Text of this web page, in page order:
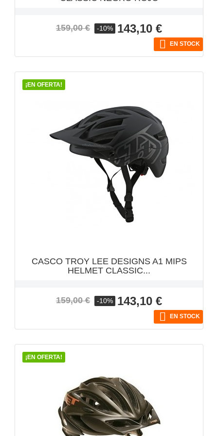
Precio
159,00 € -10% Precio
143,10 €
 EN STOCK
¡EN OFERTA!
CASCO TROY LEE DESIGNS A1 MIPS
HELMET CLASSIC...
Precio
159,00 € -10% Precio
143,10 €
 EN STOCK
¡EN OFERTA!
VISTA RÁPIDA